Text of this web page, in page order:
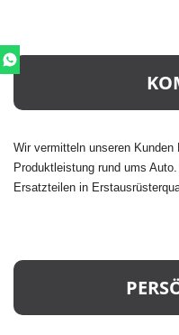
Wir vermitteln unseren
Produktleistung rund ums
Ersatzteilen in